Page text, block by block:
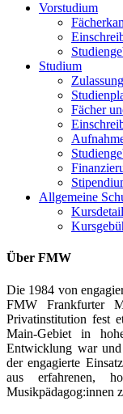
Vorstudium
Studium
Fächer
Allgemeine
Über FMW
Die 1984 von
FMW Frankfurter
Privatinstitution fest
Main-Gebiet in
Entwicklung war und
der engagierte
aus erfahrenen,
Musikpädagog:innen